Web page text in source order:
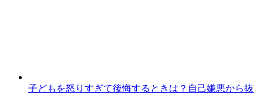
子どもを怒りすぎて後悔するときは？自己嫌悪から抜